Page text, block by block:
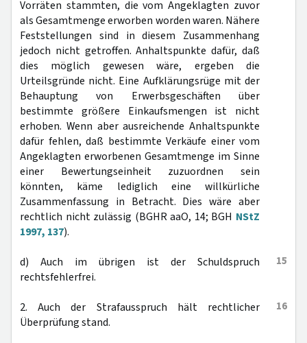
Vorräten stammten, die vom Angeklagten zuvor
als Gesamtmenge erworben worden waren. Nähere
Feststellungen sind in diesem Zusammenhang
jedoch nicht getroffen. Anhaltspunkte dafür, daß
dies möglich gewesen wäre, ergeben die
Urteilsgründe nicht. Eine Aufklärungsrüge mit der
Behauptung von Erwerbsgeschäften über
bestimmte größere Einkaufsmengen ist nicht
erhoben. Wenn aber ausreichende Anhaltspunkte
dafür fehlen, daß bestimmte Verkäufe einer vom
Angeklagten erworbenen Gesamtmenge im Sinne
einer Bewertungseinheit zuzuordnen sein
könnten, käme lediglich eine willkürliche
Zusammenfassung in Betracht. Dies wäre aber
rechtlich nicht zulässig (BGHR aaO, 14; BGH NStZ
1997, 137).
15
d) Auch im übrigen ist der Schuldspruch
rechtsfehlerfrei.
16
2. Auch der Strafausspruch hält rechtlicher
Überprüfung stand.